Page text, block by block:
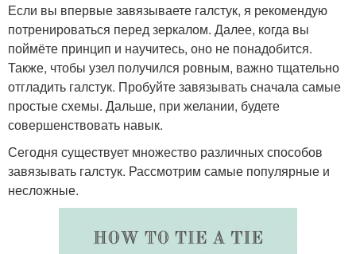
Если вы впервые завязываете галстук, я рекомендую
потренироваться перед зеркалом. Далее, когда вы
поймёте принцип и научитесь, оно не понадобится.
Также, чтобы узел получился ровным, важно тщательно
отгладить галстук. Пробуйте завязывать сначала самые
простые схемы. Дальше, при желании, будете
совершенствовать навык.
Сегодня существует множество различных способов
завязывать галстук. Рассмотрим самые популярные и
несложные.